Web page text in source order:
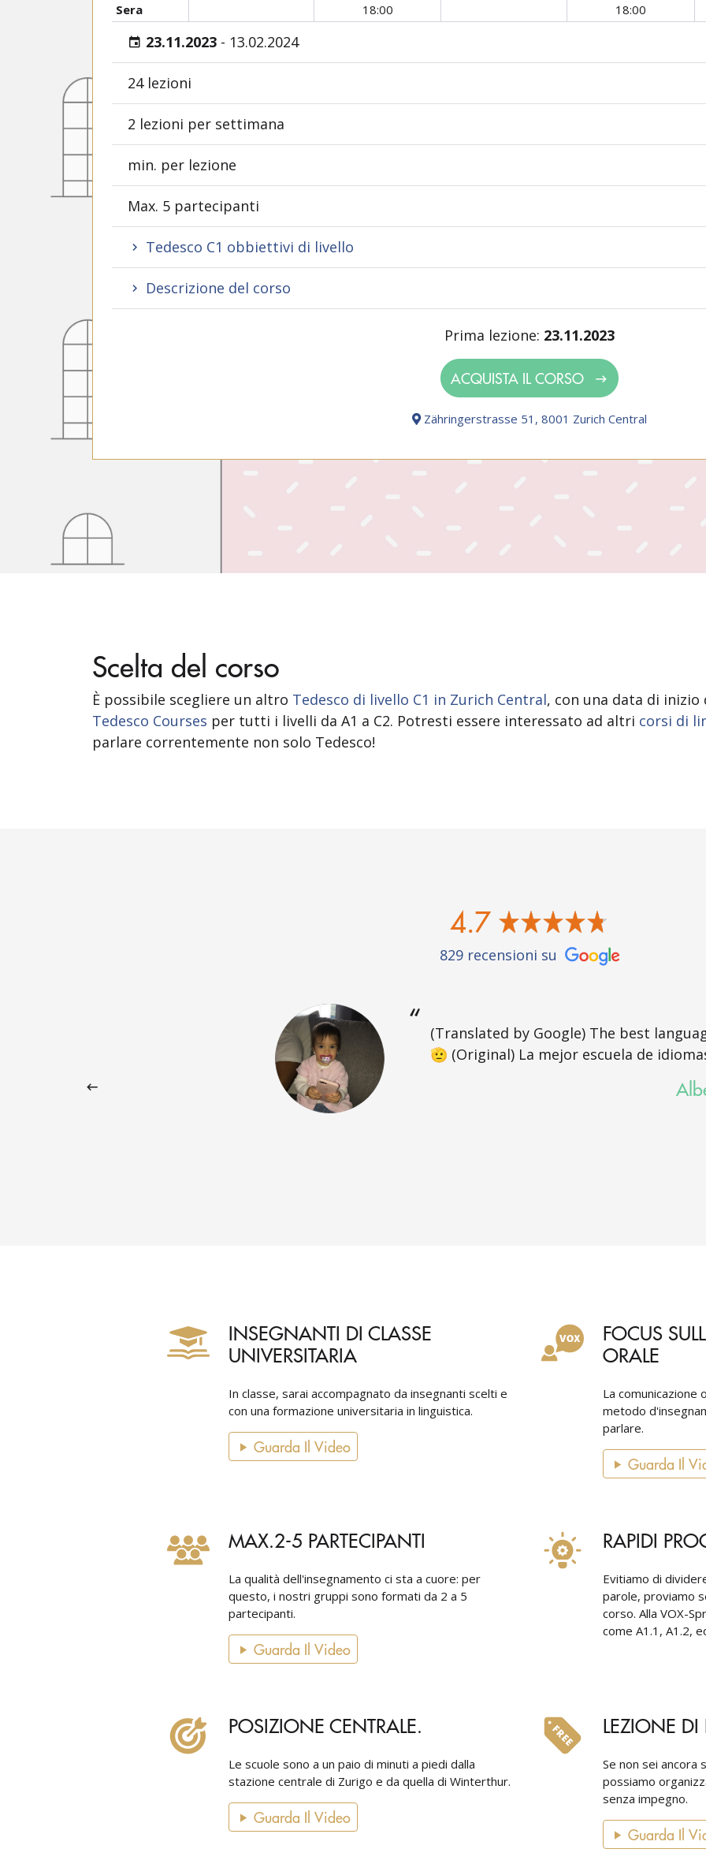
Sera
18:00 18:00
23.11.2023 - 13.02.2024
24 lezioni
2 lezioni per settimana
min. per lezione
Max. 5 partecipanti
Tedesco C1 obbiettivi di livello
Descrizione del corso
Prima lezione: 23.11.2023
ACQUISTA IL CORSO
Zähringerstrasse 51, 8001 Zurich Central
Scelta del corso
È possibile scegliere un altro Tedesco di livello C1 in Zurich Central, con una data di inizio
Tedesco Courses per tutti i livelli da A1 a C2. Potresti essere interessato ad altri corsi di
parlare correntemente non solo Tedesco!
4.7
829 recensioni su
difference right away in real life
book, it is mostly exercises),
a lot of good exercises that we
practicing even after the course.
phrases and swiss terms,
Charlotte Iványi
(Translated by Google) The best
🫡 (Original) La mejor escuela de
INSEGNANTI DI CLASSE
UNIVERSITARIA
In classe, sarai accompagnato da insegnanti scelti e
con una formazione universitaria in linguistica.
Guarda Il Video
FOCUS
ORALE
La comunicazione
metodo
parlare.
Guarda Il
MAX.2-5 PARTECIPANTI
La qualità dell'insegnamento ci sta a cuore: per
questo, i nostri gruppi sono formati da 2 a 5
partecipanti.
Guarda Il Video
RAPIDI
Evitiamo di
parole, proviamo
corso. Alla VOX-
come A1.1, A1.2,
POSIZIONE CENTRALE.
Le scuole sono a un paio di minuti a piedi dalla
stazione centrale di Zurigo e da quella di Winterthur.
Guarda Il Video
LEZIONE DI
Se non sei ancora
possiamo
senza impegno.
Guarda Il